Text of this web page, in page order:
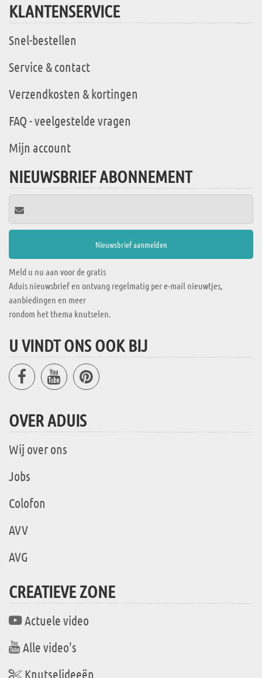
KLANTENSERVICE
Snel-bestellen
Service & contact
Verzendkosten & kortingen
FAQ - veelgestelde vragen
Mijn account
NIEUWSBRIEF ABONNEMENT
Meld u nu aan voor de gratis
Aduis nieuwsbrief en ontvang regelmatig per e-mail nieuwtjes,
aanbiedingen en meer
rondom het thema knutselen.
U VINDT ONS OOK BIJ
OVER ADUIS
Wij over ons
Jobs
Colofon
AVV
AVG
CREATIEVE ZONE
Actuele video
Alle video's
Knutselideeën